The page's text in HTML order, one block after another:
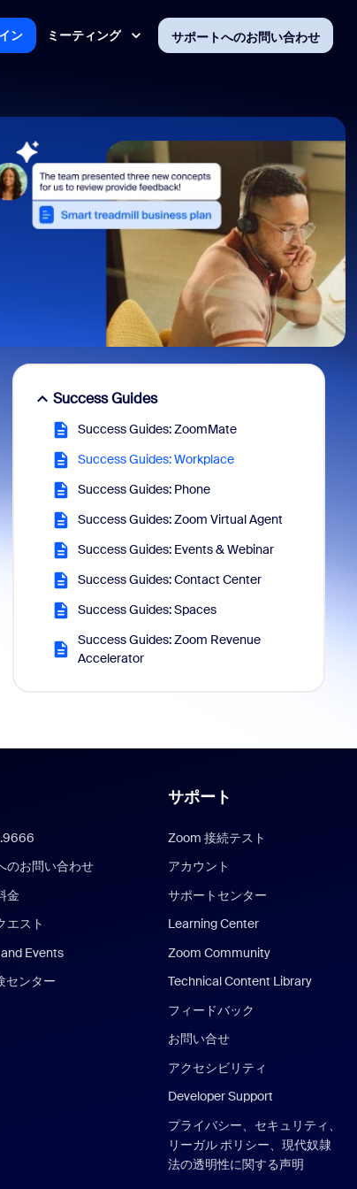
ミーティング サポートへのお問い合わせ
ン
Success Guides
Success Guides: ZoomMate
Success Guides: Workplace
Success Guides: Phone
Success Guides: Zoom Virtual Agent
Success Guides: Events & Webinar
Success Guides: Contact Center
Success Guides: Spaces
Success Guides: Zoom Revenue
Accelerator
のお問い合わせ
金
エスト
Events
センター
サポート
Zoom 接続テスト
アカウント
サポートセンター
Learning Center
Zoom Community
Technical Content Library
フィードバック
お問い合せ
アクセシビリティ
Developer Support
プライバシー、セキュリティ、
リーガル ポリシー、現代奴隷
法の透明性に関する声明